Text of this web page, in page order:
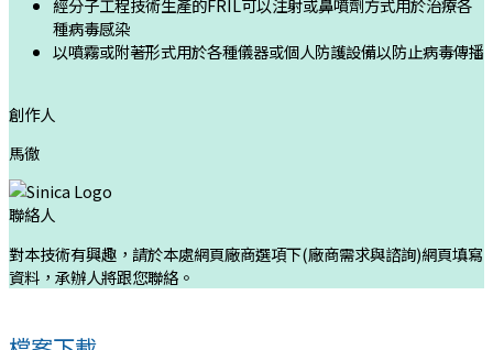
經分子工程技術生產的FRIL可以注射或鼻噴劑方式用於治療各
種病毒感染
以噴霧或附著形式用於各種儀器或個人防護設備以防止病毒傳播
創作人
馬徹
聯絡人
對本技術有興趣，請於本處網頁廠商選項下(廠商需求與諮詢)網頁填寫
資料，承辦人將跟您聯絡。